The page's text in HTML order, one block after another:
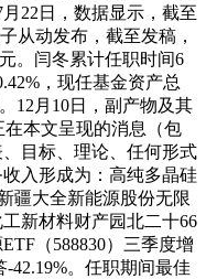
22日，数据显示，截至
从动发布，截至发稿，
。闫冬累计任职时间6
，现任基金资产总
12月10日，副产物及其
在本文呈现的消息（包
目标、理论、任何形式
入形成为：高纯多晶硅
疆大全新能源股份无限
新材料财产园北二十66
（588830）三季度增
42.19%。任职期间最佳